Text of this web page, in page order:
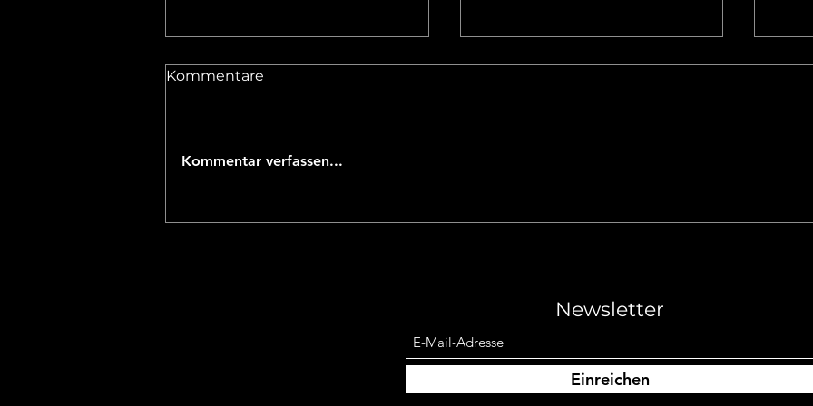
Kommentare
Kommentar verfassen...
Newsletter
Einreichen